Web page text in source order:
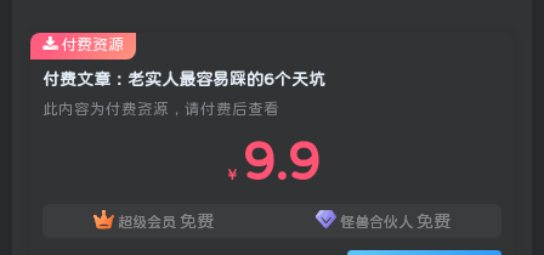
付费文章：老实人最容易踩的6个天坑
此内容为付费资源，请付费后查看
￥ 9.9
超级会员 免费 怪兽合伙人 免费
付费资源